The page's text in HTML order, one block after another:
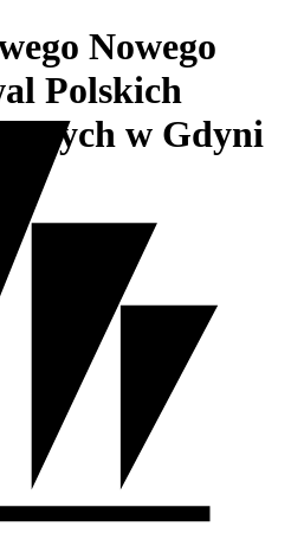
Nowego
Polskich
w Gdyni